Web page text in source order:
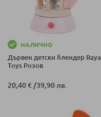
НАЛИЧНО
Дървен детски блендер Raya
Toys Розов
20,40 €/39,90 лв.